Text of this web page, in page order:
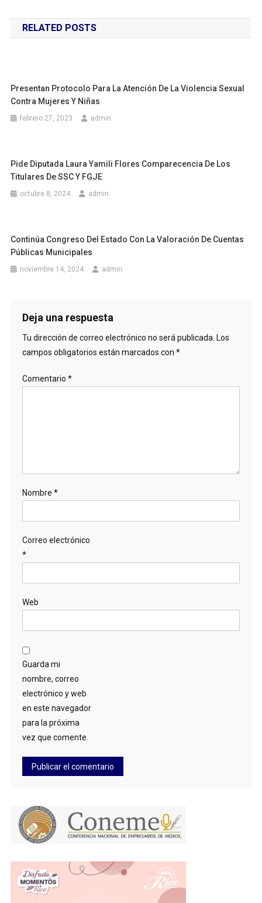
de
entradas
RELATED POSTS
Presentan Protocolo Para La Atención De La Violencia Sexual
Contra Mujeres Y Niñas
febrero 27, 2023 admin
Pide Diputada Laura Yamili Flores Comparecencia De Los
Titulares De SSC Y FGJE
octubre 8, 2024 admin
Continúa Congreso Del Estado Con La Valoración De Cuentas
Públicas Municipales
noviembre 14, 2024 admin
Deja una respuesta
Tu dirección de correo electrónico no será publicada. Los
campos obligatorios están marcados con *
Comentario *
Nombre *
Correo electrónico
*
Web
Guarda mi
nombre, correo
electrónico y web
en este navegador
para la próxima
vez que comente.